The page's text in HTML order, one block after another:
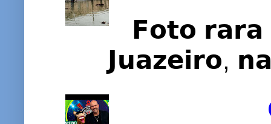
𝗙𝗼𝘁𝗼
𝗝𝘂𝗮𝘇𝗲𝗶𝗿𝗼,